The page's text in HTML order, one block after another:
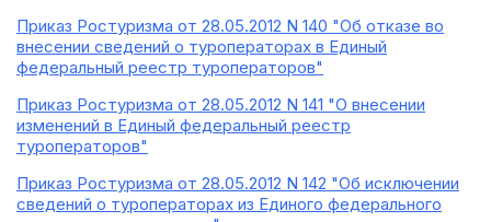
Приказ Ростуризма от 28.05.2012 N 140 "Об отказе во
внесении сведений о туроператорах в Единый
федеральный реестр туроператоров"
Приказ Ростуризма от 28.05.2012 N 141 "О внесении
изменений в Единый федеральный реестр
туроператоров"
Приказ Ростуризма от 28.05.2012 N 142 "Об исключении
сведений о туроператорах из Единого федерального